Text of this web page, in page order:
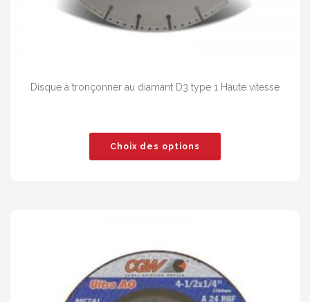
Disque à tronçonner au diamant D3 type 1 Haute vitesse
Choix des options